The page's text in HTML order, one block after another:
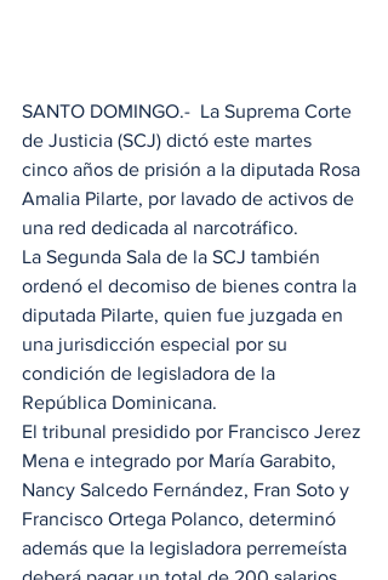
SANTO DOMINGO.-  La Suprema Corte
de Justicia (SCJ) dictó este martes
cinco años de prisión a la diputada Rosa
Amalia Pilarte, por lavado de activos de
una red dedicada al narcotráfico.
La Segunda Sala de la SCJ también
ordenó el decomiso de bienes contra la
diputada Pilarte, quien fue juzgada en
una jurisdicción especial por su
condición de legisladora de la
República Dominicana.
El tribunal presidido por Francisco Jerez
Mena e integrado por María Garabito,
Nancy Salcedo Fernández, Fran Soto y
Francisco Ortega Polanco, determinó
además que la legisladora perremeísta